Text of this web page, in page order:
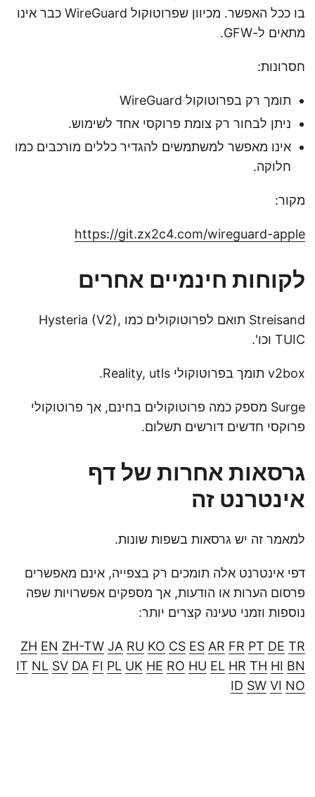
בו ככל האפשר. מכיוון שפרוטוקול WireGuard כבר אינו
מתאים ל-GFW.
חסרונות:
תומך רק בפרוטוקול WireGuard
ניתן לבחור רק צומת פרוקסי אחד לשימוש.
אינו מאפשר למשתמשים להגדיר כללים מורכבים כמו
חלוקה.
מקור:
https://git.zx2c4.com/wireguard-apple
לקוחות חינמיים אחרים
Streisand תואם לפרוטוקולים כמו Hysteria (V2),
TUIC וכו'.
v2box תומך בפרוטוקולי Reality, utls.
Surge מספק כמה פרוטוקולים בחינם, אך פרוטוקולי
פרוקסי חדשים דורשים תשלום.
גרסאות אחרות של דף
אינטרנט זה
למאמר זה יש גרסאות בשפות שונות.
דפי אינטרנט אלה תומכים רק בצפייה, אינם מאפשרים
פרסום הערות או הודעות, אך מספקים אפשרויות שפה
נוספות וזמני טעינה קצרים יותר:
ZH EN ZH-TW JA RU KO CS ES AR FR PT DE TR
IT NL SV DA FI PL UK HE RO HU EL HR TH HI BN
ID SW VI NO